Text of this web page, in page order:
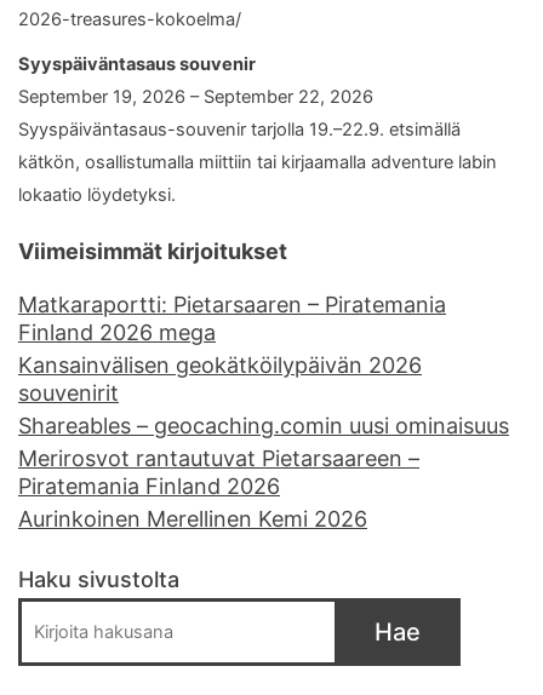
2026-treasures-kokoelma/
Syyspäiväntasaus souvenir
September 19, 2026 – September 22, 2026
Syyspäiväntasaus-souvenir tarjolla 19.–22.9. etsimällä
kätkön, osallistumalla miittiin tai kirjaamalla adventure labin
lokaatio löydetyksi.
Viimeisimmät kirjoitukset
Matkaraportti: Pietarsaaren – Piratemania
Finland 2026 mega
Kansainvälisen geokätköilypäivän 2026
souvenirit
Shareables – geocaching.comin uusi ominaisuus
Merirosvot rantautuvat Pietarsaareen –
Piratemania Finland 2026
Aurinkoinen Merellinen Kemi 2026
Haku sivustolta
Hae